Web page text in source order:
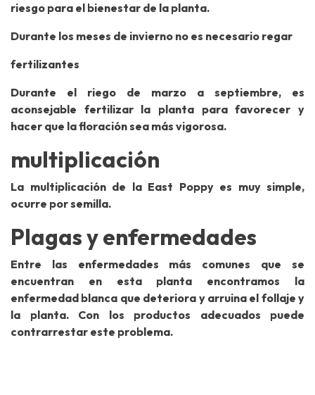
riesgo para el bienestar de la planta.
Durante los meses de invierno no es necesario regar
fertilizantes
Durante el riego de marzo a septiembre, es
aconsejable fertilizar la planta para favorecer y
hacer que la floración sea más vigorosa.
multiplicación
La multiplicación de la East Poppy es muy simple,
ocurre por semilla.
Plagas y enfermedades
Entre las enfermedades más comunes que se
encuentran en esta planta encontramos la
enfermedad blanca que deteriora y arruina el follaje y
la planta. Con los productos adecuados puede
contrarrestar este problema.